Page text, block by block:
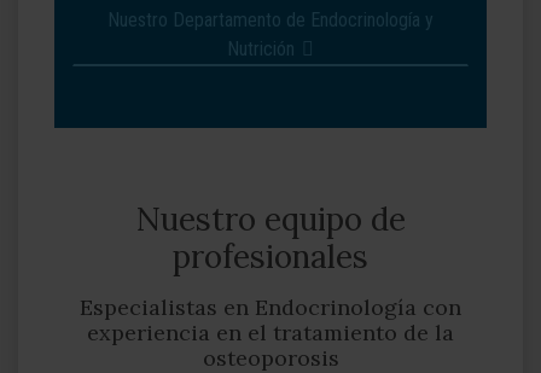
Nuestro Departamento de Endocrinología y
Nutrición
Nuestro equipo de
profesionales
Especialistas en Endocrinología con
experiencia en el tratamiento de la
osteoporosis